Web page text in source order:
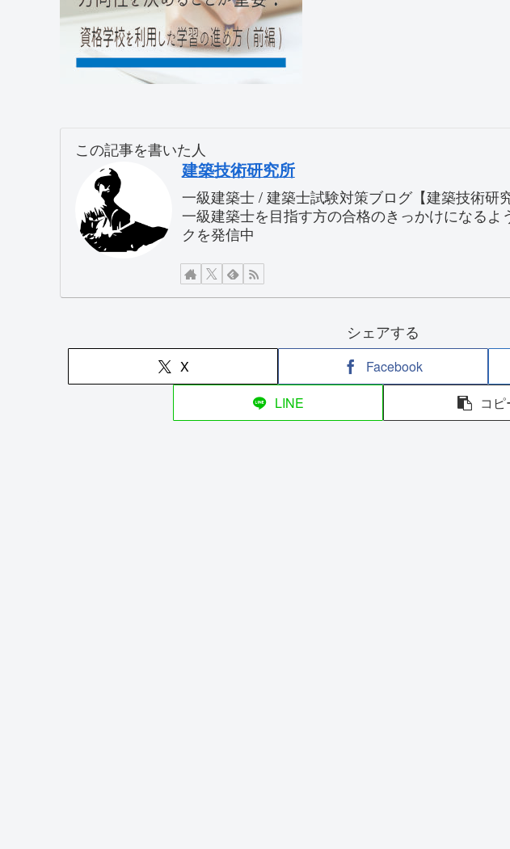
この記事を書いた人
建築技術研究所
一級建築士 / 建築士試験対策ブログ【建築技術研
一級建築士を目指す方の合格のきっかけになるよ
クを発信中
シェアする
X Facebook
LINE
コピ